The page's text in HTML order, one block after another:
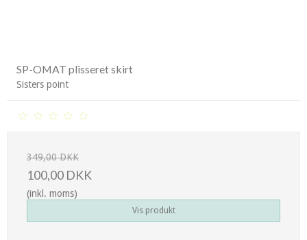
SP-OMAT plisseret skirt
Sisters point
349,00 DKK
100,00 DKK
(inkl. moms)
Vis produkt